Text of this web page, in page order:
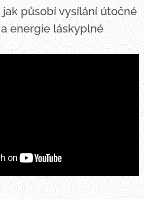
působí vysílání útočné
energie láskyplné